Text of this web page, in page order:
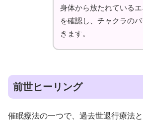
身体から放たれている
を確認し、チャクラの
きます。
前世ヒーリング
催眠療法の一つで、過去世退行療法と